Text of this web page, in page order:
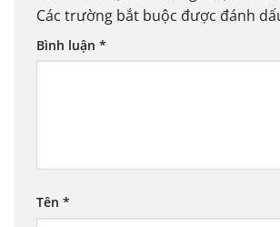
Các trường bắt buộc được đánh
Bình luận *
Tên *